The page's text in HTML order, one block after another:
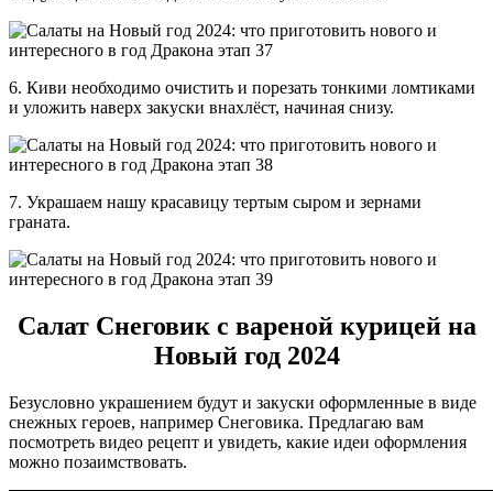
6. Киви необходимо очистить и порезать тонкими ломтиками
и уложить наверх закуски внахлёст, начиная снизу.
7. Украшаем нашу красавицу тертым сыром и зернами
граната.
Салат Снеговик с вареной курицей на
Новый год 2024
Безусловно украшением будут и закуски оформленные в виде
снежных героев, например Снеговика. Предлагаю вам
посмотреть видео рецепт и увидеть, какие идеи оформления
можно позаимствовать.